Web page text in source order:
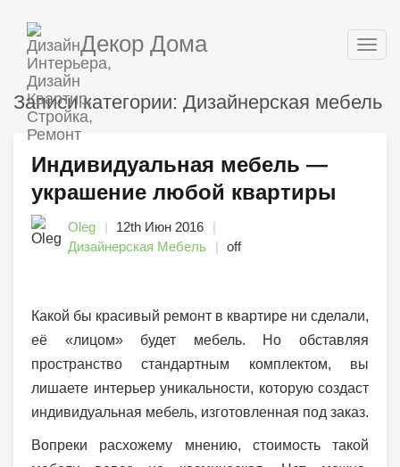
Декор Дома
Записи категории: Дизайнерская мебель
Индивидуальная мебель —
украшение любой квартиры
Oleg
12th Июн 2016
Дизайнерская Мебель
off
Какой бы красивый ремонт в квартире ни сделали,
её «лицом» будет мебель. Но обставляя
пространство стандартным комплектом, вы
лишаете интерьер уникальности, которую создаст
индивидуальная мебель, изготовленная под заказ.
Вопреки расхожему мнению, стоимость такой